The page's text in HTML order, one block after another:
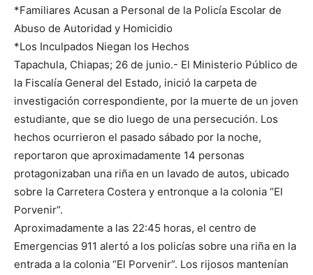
*Familiares Acusan a Personal de la Policía Escolar de
Abuso de Autoridad y Homicidio
*Los Inculpados Niegan los Hechos
Tapachula, Chiapas; 26 de junio.- El Ministerio Público de
la Fiscalía General del Estado, inició la carpeta de
investigación correspondiente, por la muerte de un joven
estudiante, que se dio luego de una persecución. Los
hechos ocurrieron el pasado sábado por la noche,
reportaron que aproximadamente 14 personas
protagonizaban una riña en un lavado de autos, ubicado
sobre la Carretera Costera y entronque a la colonia “El
Porvenir”.
Aproximadamente a las 22:45 horas, el centro de
Emergencias 911 alertó a los policías sobre una riña en la
entrada a la colonia “El Porvenir”. Los rijosos mantenían